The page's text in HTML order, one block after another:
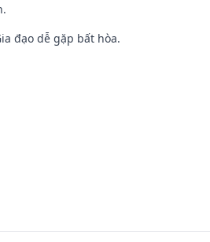
đạo dễ gặp bất hòa.